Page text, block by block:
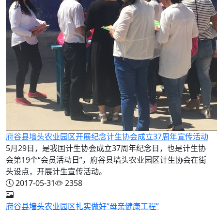
府谷县墙头农业园区开展纪念计生协会成立37周年宣传活动
5月29日，是我国计生协会成立37周年纪念日，也是计生协
会第19个“会员活动日”，府谷县墙头农业园区计生协会在街
头设点，开展计生宣传活动。
2017-05-31
2358
府谷县墙头农业园区扎实做好“母亲健康工程”